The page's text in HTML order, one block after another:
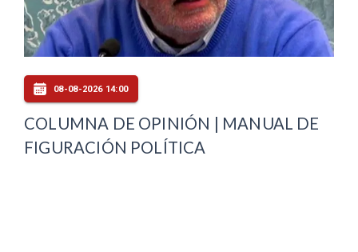
08-08-2026 14:00
COLUMNA DE OPINIÓN | MANUAL DE
FIGURACIÓN POLÍTICA